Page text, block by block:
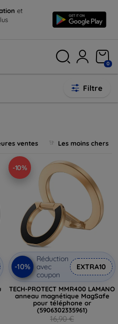
et
0
Filtre
ventes Les moins chers
-10%
-10%
Réduction
avec
coupon
EXTRA10
TECH-PROTECT MMR400 LAMANO
anneau magnétique MagSafe
pour téléphone or
(5906302335961)
16,90 €